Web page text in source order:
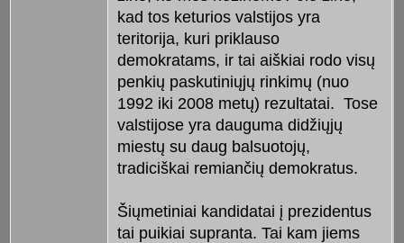
kad tos keturios valstijos yra
teritorija, kuri priklauso
demokratams, ir tai aiškiai rodo visų
penkių paskutiniųjų rinkimų (nuo
1992 iki 2008 metų) rezultatai. Tose
valstijose yra dauguma didžiųjų
miestų su daug balsuotojų,
tradiciškai remiančių demokratus.
Šiųmetiniai kandidatai į prezidentus
tai puikiai supranta. Tai kam jiems